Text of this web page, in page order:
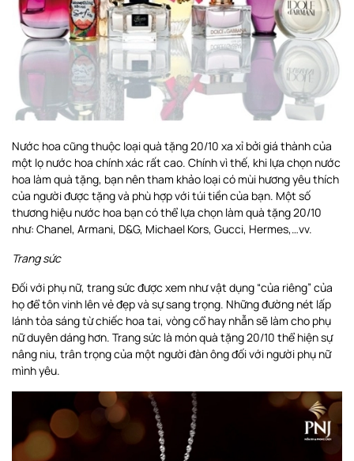
Nước hoa cũng thuộc loại quà tặng 20/10 xa xỉ bởi giá thành của
một lọ nước hoa chính xác rất cao. Chính vì thế, khi lựa chọn nước
hoa làm quà tặng, bạn nên tham khảo loại có mùi hương yêu thích
của người được tặng và phù hợp với túi tiền của bạn. Một số
thương hiệu nước hoa bạn có thể lựa chọn làm quà tặng 20/10
như: Chanel, Armani, D&G, Michael Kors, Gucci, Hermes,…vv.
Trang sức
Đối với phụ nữ, trang sức được xem như vật dụng “của riêng” của
họ để tôn vinh lên vẻ đẹp và sự sang trọng. Những đường nét lấp
lánh tỏa sáng từ chiếc hoa tai, vòng cổ hay nhẫn sẽ làm cho phụ
nữ duyên dáng hơn. Trang sức là món quà tặng 20/10 thể hiện sự
nâng niu, trân trọng của một người đàn ông đối với người phụ nữ
mình yêu.